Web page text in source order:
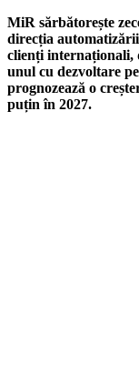
MiR sărbătorește
direcția
clienți internaționali,
unul cu dezvoltare
prognozează o
puțin în 2027.